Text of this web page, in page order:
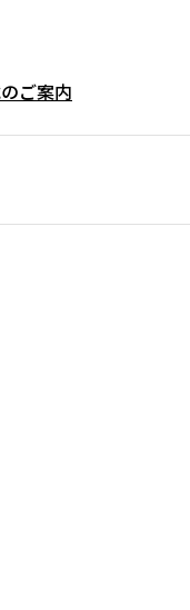
ご案内